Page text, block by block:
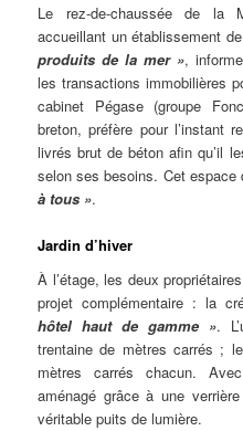
Le rez-de-chaussée de la
accueillant un établissement
produits de la mer »,
les transactions immobilières
cabinet Pégase (groupe
breton, préfère pour l’instant
livrés brut de béton afin qu’il
selon ses besoins. Cet espace
à tous ».
Jardin d’hiver
À l’étage, les deux
projet complémentaire : la
hôtel haut de gamme ».
trentaine de mètres carrés ;
mètres carrés chacun.
aménagé grâce à une
véritable puits de lumière.